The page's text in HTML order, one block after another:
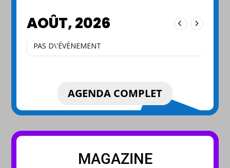
AOÛT, 2026
PAS D\'ÉVÈNEMENT
AGENDA COMPLET
MAGAZINE